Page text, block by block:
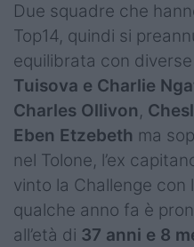
Due squadre che
Top14, quindi si
equilibrata con
Tuisova e Charlie
Charles Ollivon,
Eben Etzebeth ma
nel Tolone, l’ex
vinto la Challenge con
qualche anno fa è
all’età di 37 anni e 8